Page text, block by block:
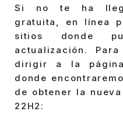
Si no te ha
gratuita, en línea
sitios donde
actualización.
dirigir a la
donde
de obtener la
22H2: